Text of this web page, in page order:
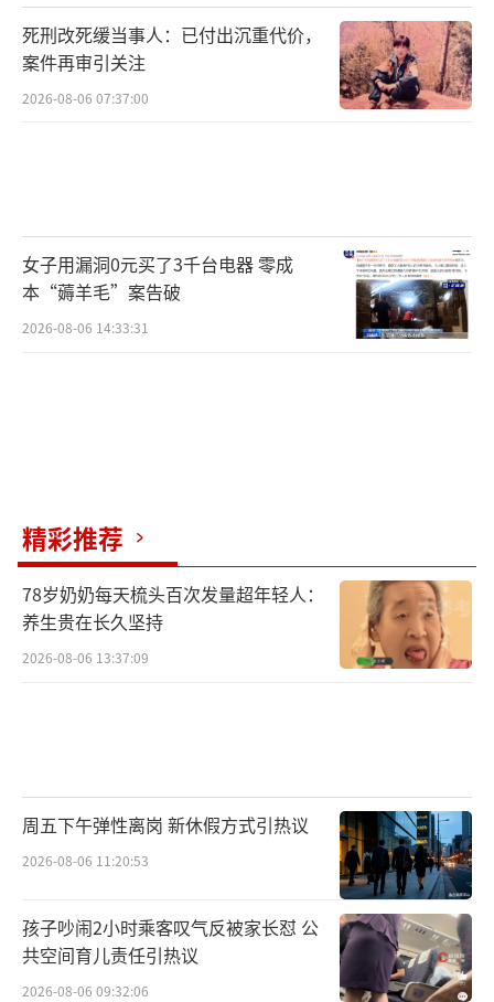
死刑改死缓当事人：已付出沉重代价，
案件再审引关注
2026-08-06 07:37:00
女子用漏洞0元买了3千台电器 零成
本“薅羊毛”案告破
2026-08-06 14:33:31
精彩推荐
78岁奶奶每天梳头百次发量超年轻人：
养生贵在长久坚持
2026-08-06 13:37:09
周五下午弹性离岗 新休假方式引热议
2026-08-06 11:20:53
孩子吵闹2小时乘客叹气反被家长怼 公
共空间育儿责任引热议
2026-08-06 09:32:06